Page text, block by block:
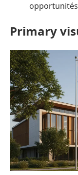
Primary